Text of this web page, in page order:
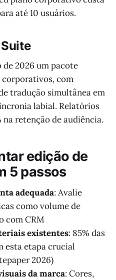
até 10 usuários.
2026 um pacote
com
tradução simultânea em
labial. Relatórios
retenção de audiência.
edição de
5 passos
adequada: Avalie
como volume de
com CRM
existentes: 85% das
esta etapa crucial
2026)
da marca: Cores,